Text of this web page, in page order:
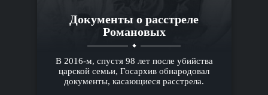
Документы о расстреле
Романовых
В 2016-м, спустя 98 лет после убийства
царской семьи, Госархив обнародовал
документы, касающиеся расстрела.